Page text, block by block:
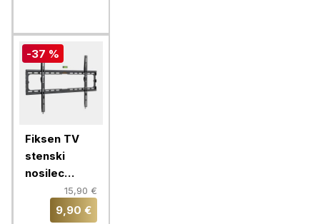
-37 %
Fiksen TV
stenski
nosilec
VonHaus 37-
70'', do 35
15,90 €
9,90 €